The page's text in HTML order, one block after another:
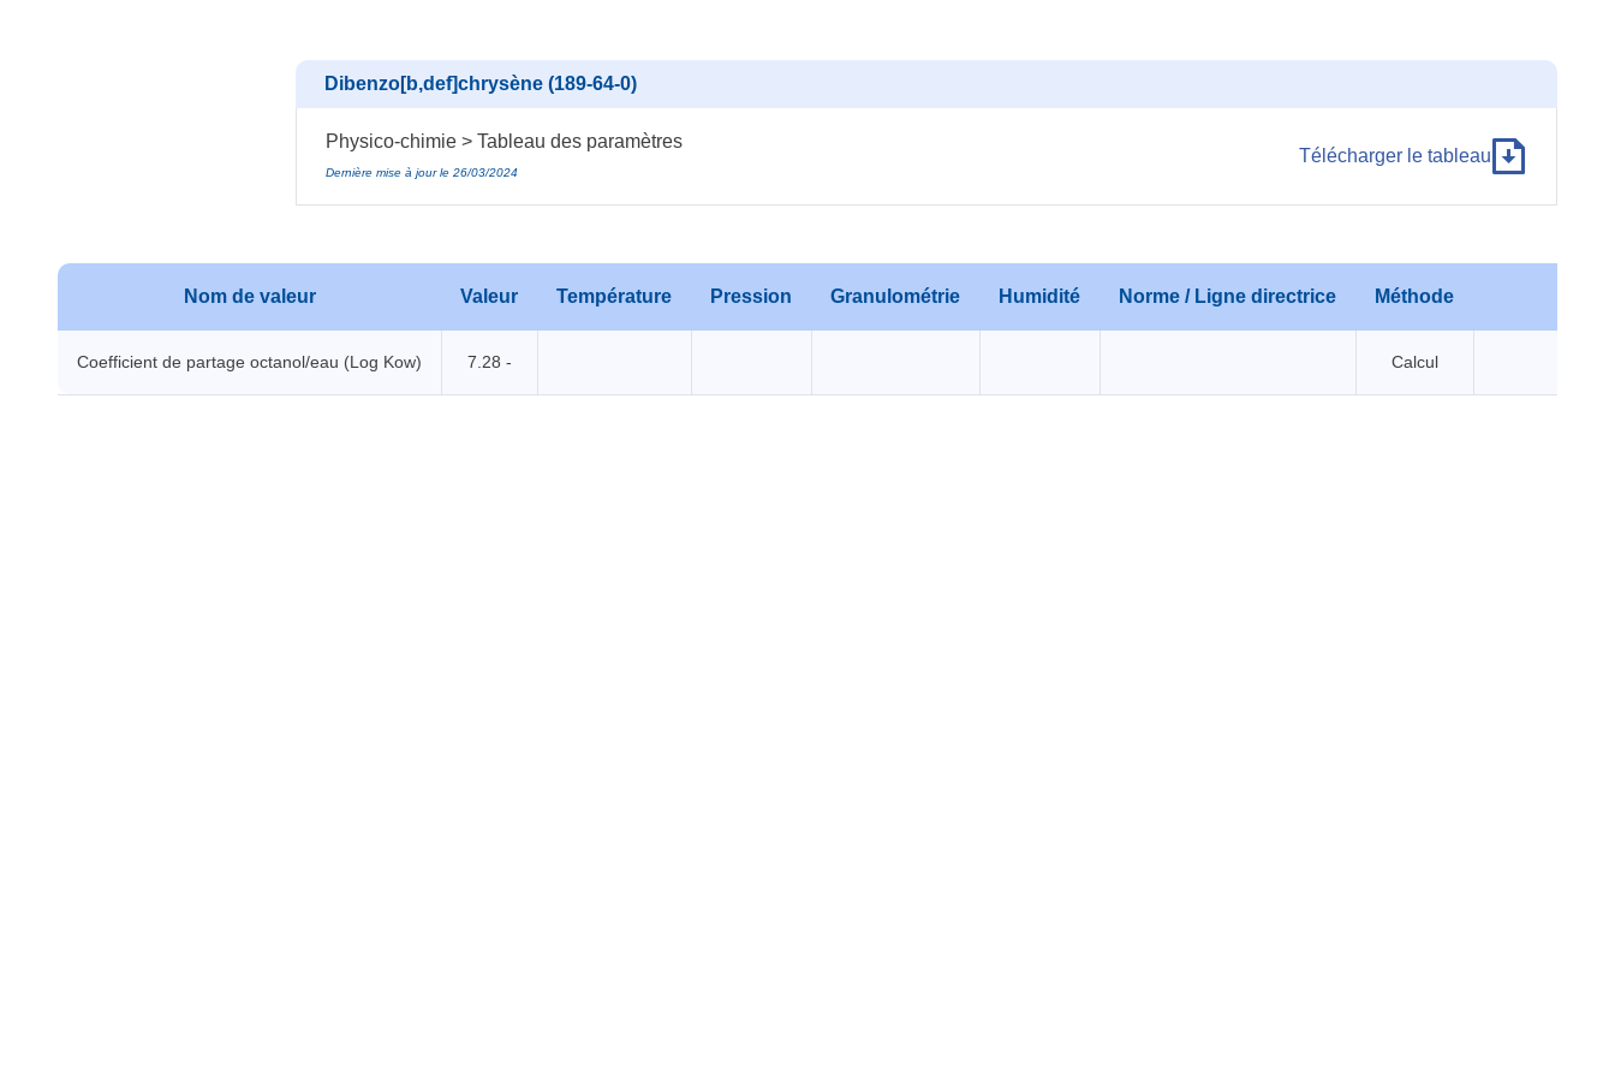
Dibenzo[b,def]chrysène (189-64-0)
Physico-chimie > Tableau des paramètres
Dernière mise à jour le 26/03/2024
Télécharger le tableau
Nom de valeur Valeur Température Pression Granulométrie Humidité Norme / Ligne directrice Méthode
Coefficient de partage octanol/eau (Log Kow) 7.28 - Calcul